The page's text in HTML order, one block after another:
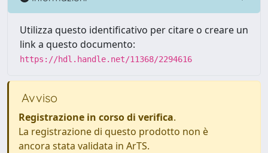
Utilizza questo identificativo per citare o creare un
link a questo documento:
https://hdl.handle.net/11368/2294616
Avviso
Registrazione in corso di verifica.
La registrazione di questo prodotto non è
ancora stata validata in ArTS.